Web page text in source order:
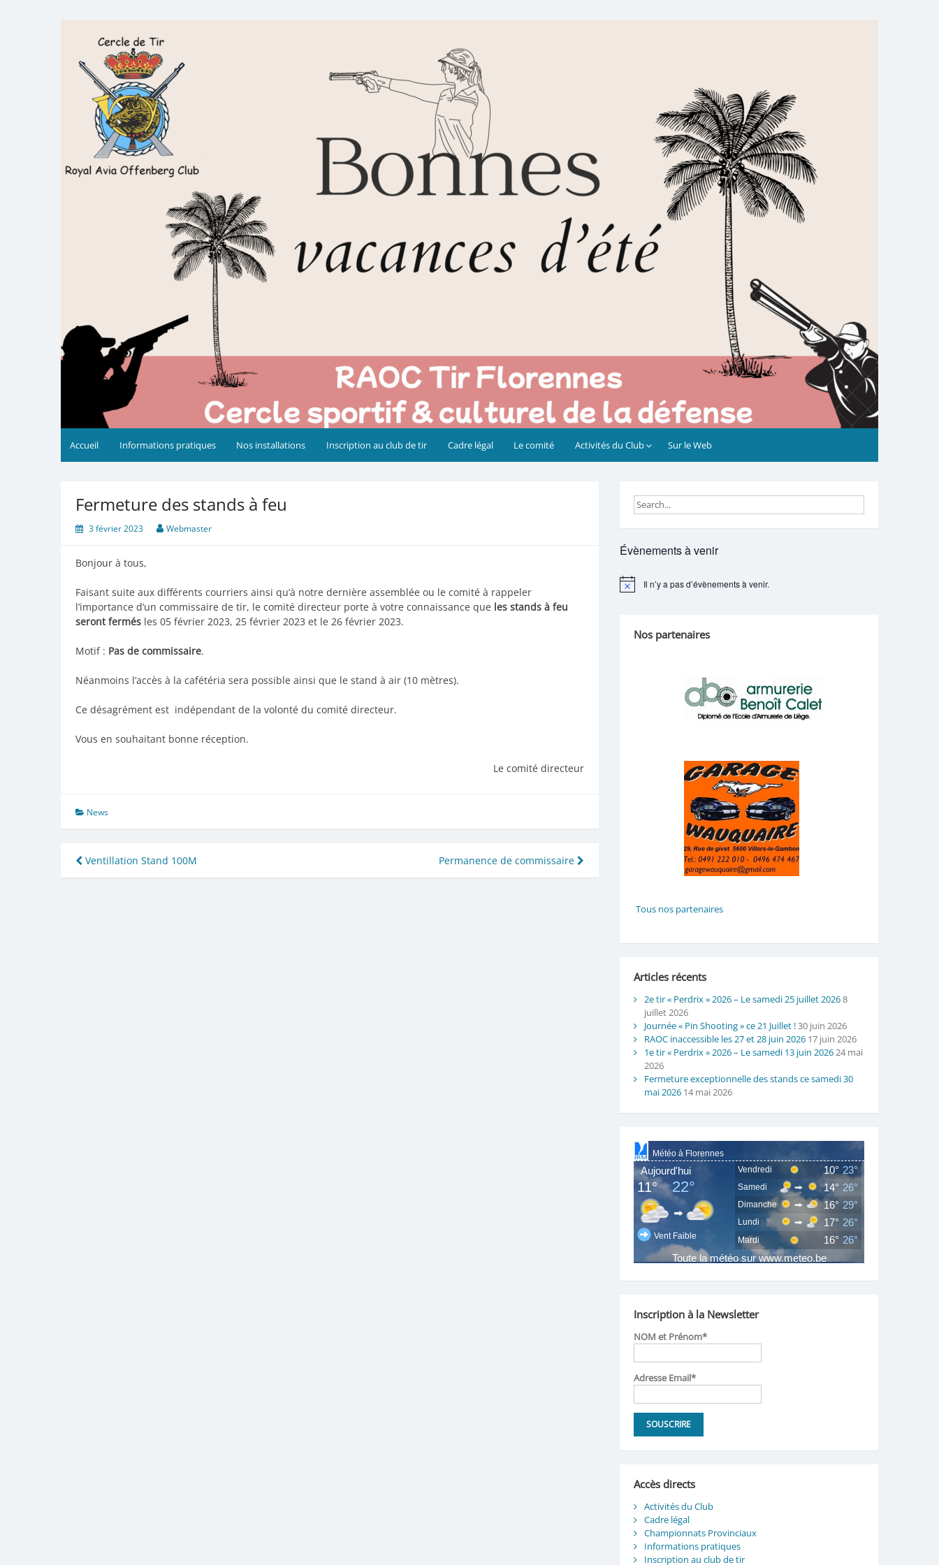
Royal AOC Florennes
Section TIR de l'AVIA
Accueil Informations pratiques Nos installations Inscription au club de tir Cadre légal Le comité Activités du Club Sur le Web
Fermeture des stands à feu
3 février 2023 Webmaster
Bonjour à tous,
Faisant suite aux différents courriers ainsi qu’à notre dernière assemblée ou le comité à rappeler
l’importance d’un commissaire de tir, le comité directeur porte à votre connaissance que les stands à feu
seront fermés les 05 février 2023, 25 février 2023 et le 26 février 2023.
Motif : Pas de commissaire.
Néanmoins l’accès à la cafétéria sera possible ainsi que le stand à air (10 mètres).
Ce désagrément est indépendant de la volonté du comité directeur.
Vous en souhaitant bonne réception.
Le comité directeur
News
Navigation
de
Ventillation Stand 100M Permanence de commissaire
Évènements à venir
Notice Il n’y a pas d’évènements à venir.
Nos partenaires
Tous nos partenaires
Articles récents
2e tir « Perdrix » 2026 – Le samedi 25 juillet 20268
juillet 2026
Journée « Pin Shooting » ce 21 Juillet !30 juin 2026
RAOC inaccessible les 27 et 28 juin 2026 17 juin 2026
1e tir « Perdrix » 2026 – Le samedi 13 juin 202624 mai
2026
Fermeture exceptionnelle des stands ce samedi 30
mai 2026 14 mai 2026
Inscription à la Newsletter
NOM et Prénom*
Adresse Email*
Accès directs
Activités du Club
Cadre légal
Championnats Provinciaux
Informations pratiques
Inscription au club de tir